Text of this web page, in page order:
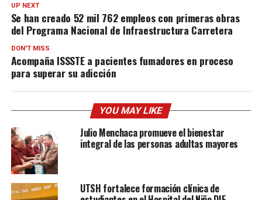
UP NEXT
Se han creado 52 mil 762 empleos con primeras obras
del Programa Nacional de Infraestructura Carretera
DON'T MISS
Acompaña ISSSTE a pacientes fumadores en proceso
para superar su adicción
YOU MAY LIKE
Julio Menchaca promueve el bienestar
integral de las personas adultas mayores
UTSH fortalece formación clínica de